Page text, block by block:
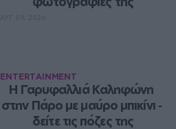
ENTERTAINMENT
Η Γαρυφαλλιά Καληφώνη
στην Πάρο με μαύρο μπικίνι ‑
δείτε τις πόζες της